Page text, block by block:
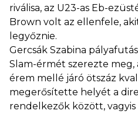
riválisa, az U23-as Eb-
Brown volt az ellenfele,
legyőznie.
Gercsák Szabina
Slam-érmét szerezte
érem mellé járó ötszáz
megerősítette helyét a
rendelkezők között, vagyis